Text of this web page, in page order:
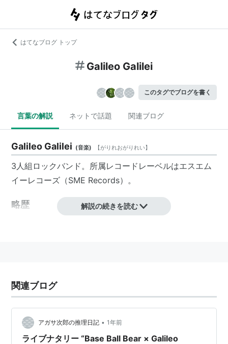
はてなブログ トップ
Galileo Galilei
このタグでブログを書く
言葉の解説 ネットで話題 関連ブログ
Galileo Galilei (音楽) 【がりれおがりれい】
3人組ロックバンド。所属レコードレーベルはエスエム
イーレコーズ（SME Records）。
略歴
ビュー。
2011年、TVアニメ「あの日見た花の名前を僕達はまだ
知らない」「機動戦士ガンダムAGE」の主題歌を担当す
る。
2012年9月13日、公式HPで、岩井郁人、野口一雅の脱
解説の続きを読む
関連ブログ
アガサ次郎の推理日記 • 1年前
ライブナタリー “Base Ball Bear × Galileo